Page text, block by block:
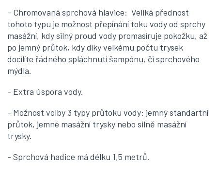
- Chromovaná sprchová hlavice: Veliká přednost
tohoto typu je možnost přepínání toku vody od sprchy
masážní, kdy silný proud vody promasíruje pokožku, až
po jemný průtok, kdy díky velkému počtu trysek
docílíte řádného spláchnutí šampónu, či sprchového
mýdla.
- Extra úspora vody.
- Možnost volby 3 typy průtoku vody: jemný standartní
průtok, jemné masážní trysky nebo silně masážní
trysky.
- Sprchová hadice má délku 1,5 metrů.